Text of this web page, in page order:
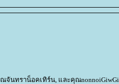
จันทราน็อคเทิร์น, และคุณ